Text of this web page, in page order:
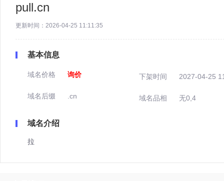
pull.cn
更新时间：2026-04-25 11:11:35
基本信息
域名价格 询价 下架时间 2027-04-25
域名后缀 .cn 域名品相 无0,4
域名介绍
拉